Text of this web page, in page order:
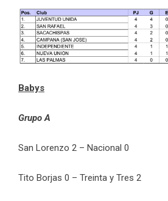
Babys
Grupo A
San Lorenzo 2 – Nacional 0
Tito Borjas 0 – Treinta y Tres 2